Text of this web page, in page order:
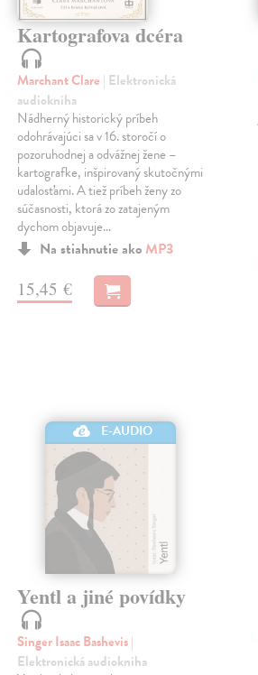
Kartografova dcéra
Marchant Clare | Elektronická
audiokniha
Nádherný historický príbeh
odohrávajúci sa v 16. storočí o
pozoruhodnej a odvážnej žene –
kartografke, inšpirovaný skutočnými
udalosťami. A tiež príbeh ženy zo
súčasnosti, ktorá zo zatajeným
dychom objavuje…
Na stiahnutie ako MP3
15,45 €
E-AUDIO
Yentl a jiné povídky
Singer Isaac Bashevis|
Elektronická audiokniha